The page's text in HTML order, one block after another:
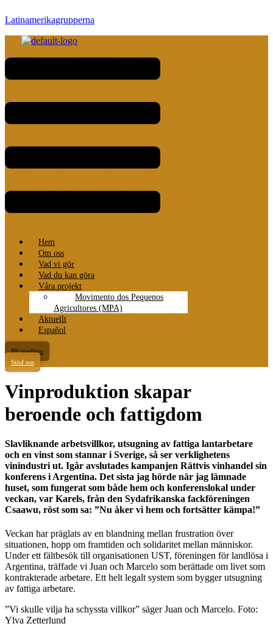
Latinamerikagrupperna
Hem
Om oss
Vad vi gör
Vad du kan göra
Våra projekt
Movimento dos Pequenos
Agricultores (MPA)
Aktuellt
Español
Bli medlem
Stöd oss
Vinproduktion skapar
beroende och fattigdom
Slavliknande arbetsvillkor, utsugning av fattiga lantarbetare
och en vinst som stannar i Sverige, så ser verklighetens
vinindustri ut. Igår avslutades kampanjen Rättvis vinhandel sin
konferens i Argentina. Det sista jag hörde när jag lämnade
huset, som fungerat som både hem och konferenslokal under
veckan, var Karels, från den Sydafrikanska fackföreningen
Csaawu, röst som sa: ”Nu åker vi hem och fortsätter kämpa!”
Veckan har präglats av en blandning mellan frustration över
situationen, hopp om framtiden och solidaritet mellan människor.
Under ett fältbesök till organisationen UST, föreningen för landlösa i
Argentina, träffade vi Juan och Marcelo som berättade om livet som
kontrakterade arbetare. Ett helt legalt system som bygger utsugning
av fattiga arbetare.
”Vi skulle vilja ha schyssta villkor” säger Juan och Marcelo. Foto:
Ylva Zetterlund